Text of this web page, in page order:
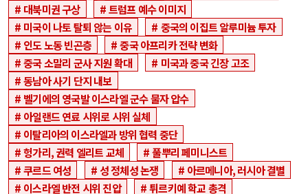
대북미권 구상
트럼프 예수 이미지
미국이 나토 탈퇴 않는 이유
중국의 이집트 알루미늄 투자
인도 노동 빈곤층
중국 아프리카 전략 변화
중국 소말리 군사 지원 확대
미국과 중국 긴장 고조
동남아 사기 단지 내보
벨기에의 영국발 이스라엘 군수 물자 압수
아일랜드 연료 시위로 시위 실체
이탈리아의 이스라엘과 방위 협력 중단
헝가리, 권력 엘리트 교체
풀뿌리 페미니스트
쿠르드 여성
성 정체성 논쟁
아르메니아, 러시아 결별
이스라엘 반전 시위 진압
튀르키예 학교 총격